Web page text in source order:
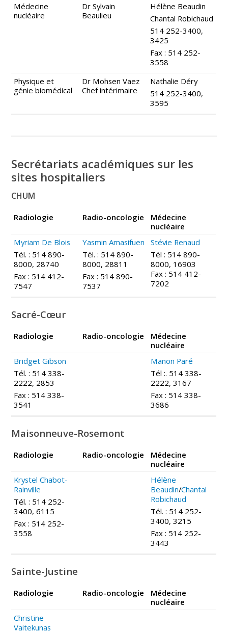
Médecine
nucléaire
Dr Sylvain
Beaulieu
Hélène Beaudin
Chantal Robichaud
514 252-3400,
3425
Fax : 514 252-
3558
Physique et
génie biomédical
Dr Mohsen Vaez
Chef intérimaire
Nathalie Déry
514 252-3400,
3595
Secrétariats académiques sur les
sites hospitaliers
CHUM
Radiologie Radio-oncologie Médecine
nucléaire
Myriam De Blois
Tél. : 514 890-
8000, 28740
Fax : 514 412-
7547
Yasmin Amasifuen
Tél. : 514 890-
8000, 28811
Fax : 514 890-
7537
Stévie Renaud
Tél : 514 890-
8000, 16903
Fax : 514 412-
7202
Sacré-Cœur
Radiologie Radio-oncologie Médecine
nucléaire
Bridget Gibson
Tél. : 514 338-
2222, 2853
Fax : 514 338-
3541
Manon Paré
Tél :. 514 338-
2222, 3167
Fax : 514 338-
3686
Maisonneuve-Rosemont
Radiologie Radio-oncologie Médecine
nucléaire
Krystel Chabot-
Rainville
Tél. : 514 252-
3400, 6115
Fax : 514 252-
3558
Hélène
Beaudin/Chantal
Robichaud
Tél. : 514 252-
3400, 3215
Fax : 514 252-
3443
Sainte-Justine
Radiologie Radio-oncologie Médecine
nucléaire
Christine
Vaitekunas